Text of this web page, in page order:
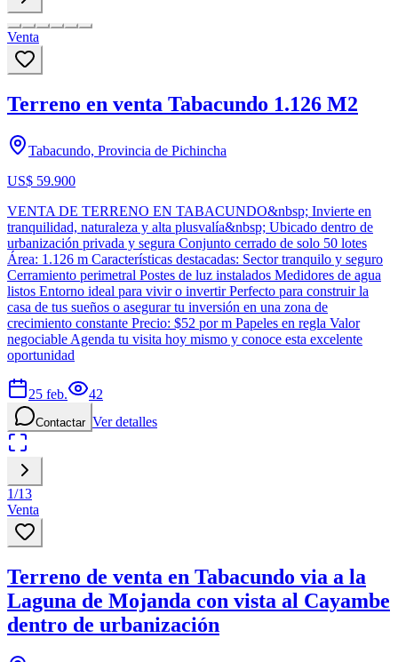
Venta
Terreno en venta Tabacundo 1.126 M2
Tabacundo, Provincia de Pichincha
US$ 59.900
VENTA DE TERRENO EN TABACUNDO&nbsp; Invierte en
tranquilidad, naturaleza y alta plusvalía&nbsp; Ubicado dentro de
urbanización privada y segura Conjunto cerrado de solo 50 lotes
Área: 1.126 m Características destacadas: Sector tranquilo y seguro
Cerramiento perimetral Postes de luz instalados Medidores de agua
listos Entorno ideal para vivir o invertir Perfecto para construir la
casa de tus sueños o asegurar tu inversión en una zona de
crecimiento constante Precio: $52 por m Papeles en regla Valor
negociable Agenda tu visita hoy mismo y conoce esta excelente
oportunidad
25 feb. 42
Contactar Ver detalles
1/13
Venta
Terreno de venta en Tabacundo via a la
Laguna de Mojanda con vista al Cayambe
dentro de urbanización